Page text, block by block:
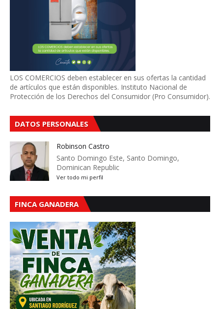
LOS COMERCIOS deben establecer en sus ofertas la cantidad
de artículos que están disponibles. Instituto Nacional de
Protección de los Derechos del Consumidor (Pro Consumidor).
DATOS PERSONALES
Robinson Castro
Santo Domingo Este, Santo Domingo,
Dominican Republic
Ver todo mi perfil
FINCA GANADERA